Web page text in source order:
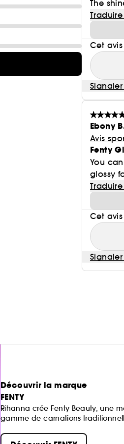
The
Cet
Ebony
Avis
Fenty
You
glossy
Cet
Découvrir la marque
FENTY
Rihanna crée Fenty Beauty, une
gamme de carnations